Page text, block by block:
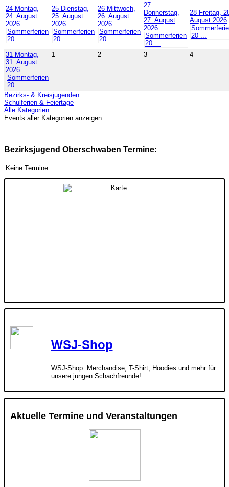
24 Montag,
24. August
2026
Sommerferien
20 ...
25 Dienstag,
25. August
2026
Sommerferien
20 ...
26 Mittwoch,
26. August
2026
Sommerferien
20 ...
27
Donnerstag,
27. August
2026
Sommerferien
20 ...
28 Freitag,
August 2026
20 ...
31 Montag,
31. August
2026
Sommerferien
20 ...
1 2 3 4
Bezirks- & Kreisjugenden
Schulferien & Feiertage
Alle Kategorien ...
Events aller Kategorien anzeigen
Bezirksjugend Oberschwaben Termine:
Keine Termine
WSJ-Shop
WSJ-Shop: Merchandise, T-Shirt, Hoodies und mehr für
unsere jungen Schachfreunde!
Aktuelle Termine und Veranstaltungen